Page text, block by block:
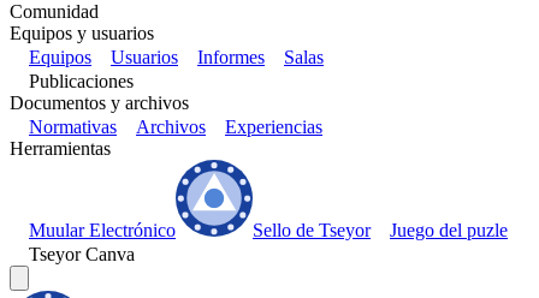
Comunidad
Equipos y usuarios
Equipos
Usuarios Informes
Salas
Publicaciones
Documentos y archivos
Normativas
Archivos
Experiencias
Herramientas
Muular Electrónico Sello de Tseyor
Juego del puzle
Tseyor Canva